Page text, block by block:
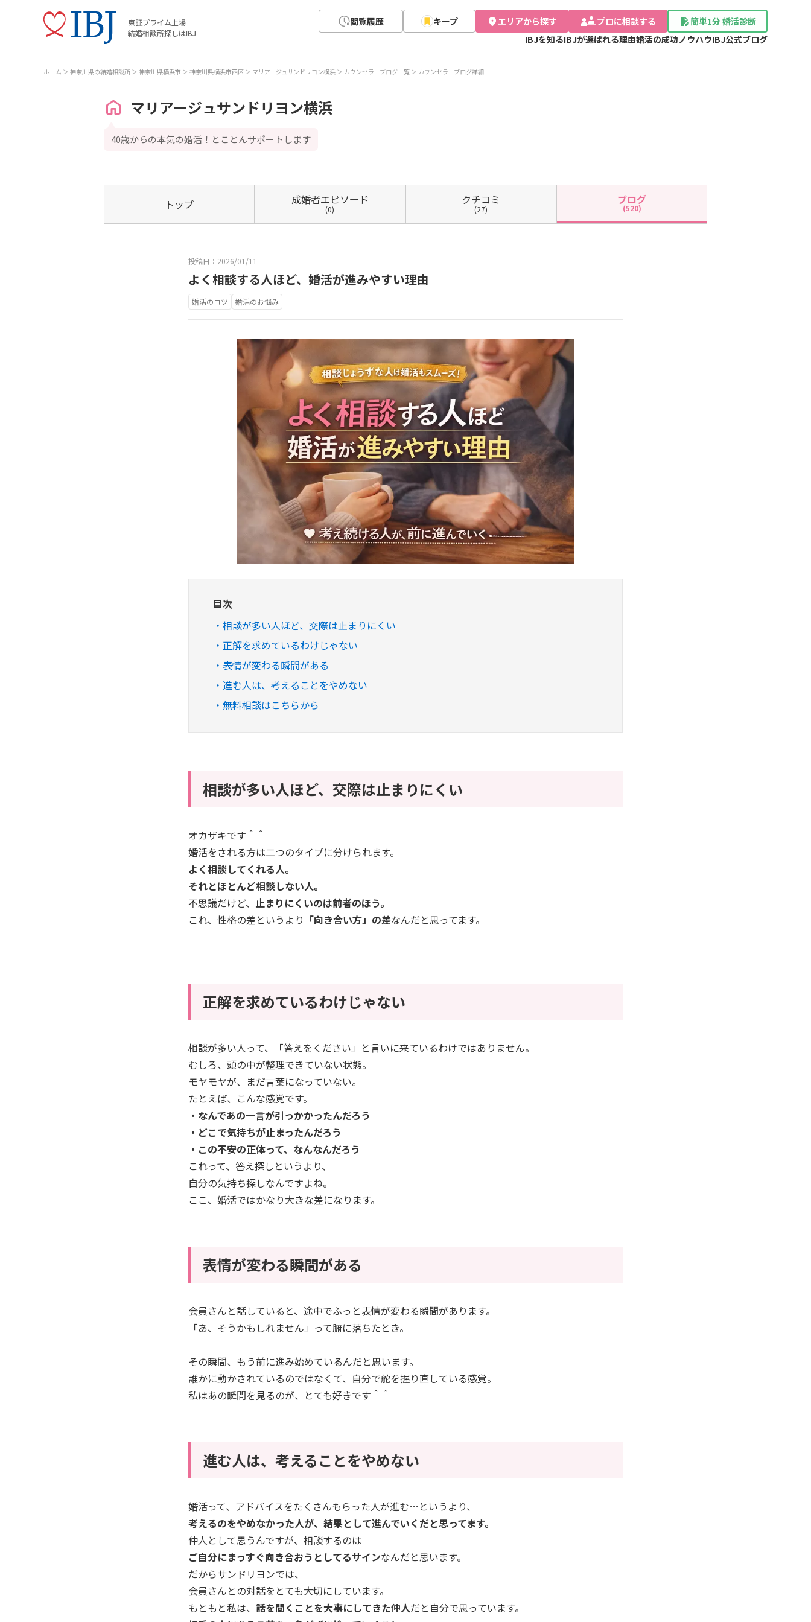
東証プライム上場
結婚相談所探しはIBJ
閲覧履歴 キープ エリアから探す プロに相談する
簡単1分 婚活診断
IBJを知るIBJが選ばれる理由婚活の成功ノウハウIBJ公式ブログ
ホーム 神奈川県の結婚相談所 神奈川県横浜市 神奈川県横浜市西区 マリアージュサンドリヨン横浜 カウンセラーブログ一覧 カウンセラーブログ詳細
マリアージュサンドリヨン横浜
40歳からの本気の婚活！とことんサポートします
トップ 成婚者エピソード
(0)
クチコミ
(27)
ブログ
(520)
投稿日：2026/01/11
よく相談する人ほど、婚活が進みやすい理由
婚活のコツ 婚活のお悩み
目次
相談が多い人ほど、交際は止まりにくい
正解を求めているわけじゃない
表情が変わる瞬間がある
進む人は、考えることをやめない
無料相談はこちらから
相談が多い人ほど、交際は止まりにくい
オカザキです＾＾
婚活をされる方は二つのタイプに分けられます。
よく相談してくれる人。
それとほとんど相談しない人。
不思議だけど、 止まりにくいのは前者のほう。
これ、性格の差というより 「向き合い方」の差なんだと思ってます。
正解を求めているわけじゃない
相談が多い人って、「答えをください」と言いに来ているわけではありません。
むしろ、頭の中が整理できていない状態。
モヤモヤが、まだ言葉になっていない。
たとえば、こんな感覚です。
・なんであの一言が引っかかったんだろう
・どこで気持ちが止まったんだろう
・この不安の正体って、なんなんだろう
これって、答え探しというより、
自分の気持ち探しなんですよね。
ここ、婚活ではかなり大きな差になります。
表情が変わる瞬間がある
会員さんと話していると、途中でふっと表情が変わる瞬間があります。
「あ、そうかもしれません」って腑に落ちたとき。
その瞬間、もう前に進み始めているんだと思います。
誰かに動かされているのではなくて、自分で舵を握り直している感覚。
私はあの瞬間を見るのが、とても好きです＾＾
進む人は、考えることをやめない
婚活って、アドバイスをたくさんもらった人が進む…というより、
考えるのをやめなかった人が、結果として進んでいくだと思ってます。
仲人として思うんですが、相談するのは
ご自分にまっすぐ向き合おうとしてるサインなんだと思います。
だからサンドリヨンでは、
会員さんとの対話をとても大切にしています。
もともと私は、 話を聞くことを大事にしてきた仲人だと自分で思っています。